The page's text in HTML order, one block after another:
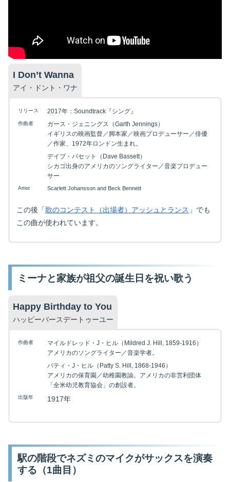
I Don’t Wanna
アイ・ドント・ワナ
リリース 2017年：Soundtrack『シング』
作曲者
ガース・ジェニングス（Garth Jennings）
イギリスの映画監督／脚本家／映画プロデューサー／俳優
／作家、1972年ロンドン生まれ。
デイブ・バセット（Dave Bassett）
シカゴ出身のアメリカのソングライター／音楽プロデュー
サー
Artist Scarlett Johansson and Beck Bennett
この後「歌のコンテスト（出場者）アッシュとランス 」でも
この曲が使われています。
ミーナと家族が祖父の誕生日を祝い歌う
Happy Birthday to You
ハッピーバースデートゥーユー
作曲者
マイルドレッド・J・ヒル（Mildred J. Hill, 1859-1916）
アメリカのソングライター／音楽学者。
パティ・J・ヒル（Patty S. Hill, 1868-1946）
アメリカの保育園／幼稚園教諭。アメリカの非営利団体
「全米幼児教育協会」の創設者。
出版年 1917年
駅の階段でネズミのマイクがサックスを演奏
する（1曲目）